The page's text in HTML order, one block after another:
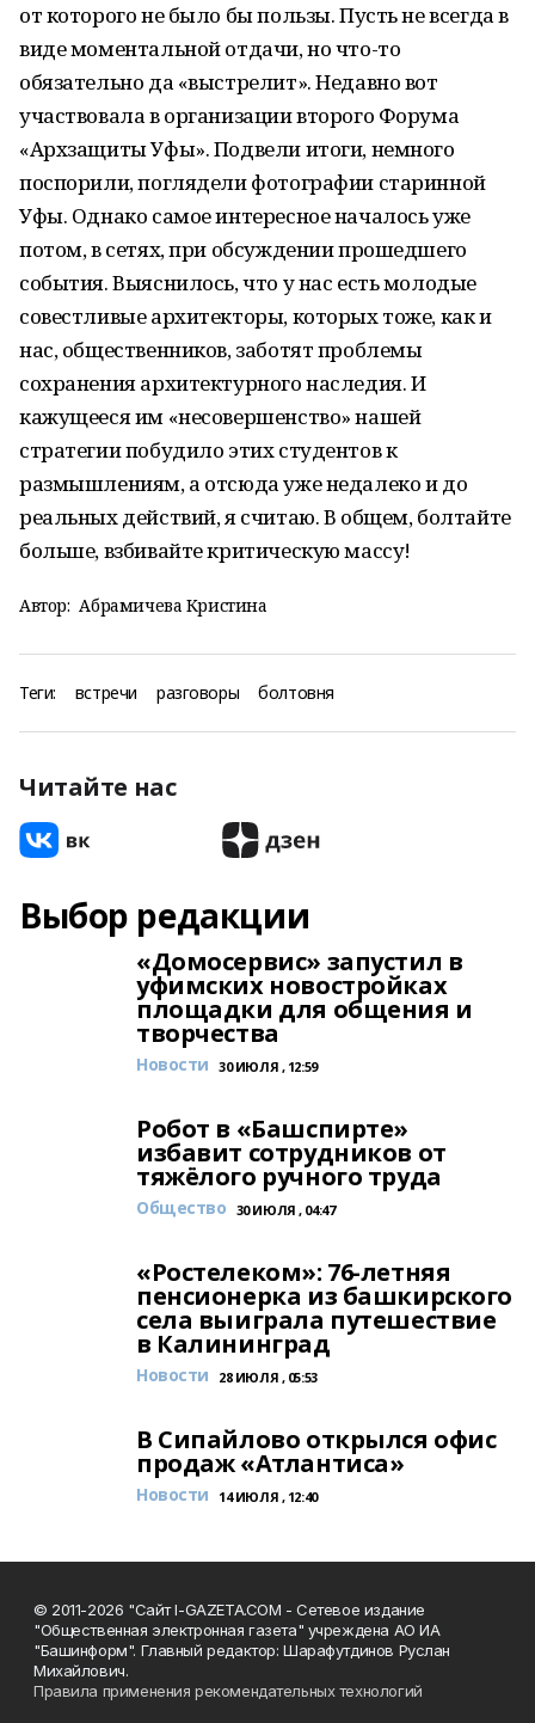
от которого не было бы пользы. Пусть не всегда в
виде моментальной отдачи, но что-то
обязательно да «выстрелит». Недавно вот
участвовала в организации второго Форума
«Архзащиты Уфы». Подвели итоги, немного
поспорили, поглядели фотографии старинной
Уфы. Однако самое интересное началось уже
потом, в сетях, при обсуждении прошедшего
события. Выяснилось, что у нас есть молодые
совестливые архитекторы, которых тоже, как и
нас, общественников, заботят проблемы
сохранения архитектурного наследия. И
кажущееся им «несовершенство» нашей
стратегии побудило этих студентов к
размышлениям, а отсюда уже недалеко и до
реальных действий, я считаю. В общем, болтайте
больше, взбивайте критическую массу!
Автор: Абрамичева Кристина
Теги: встречи разговоры болтовня
Читайте нас
Выбор редакции
«Домосервис» запустил в
уфимских новостройках
площадки для общения и
творчества
Новости 30 ИЮЛЯ , 12:59
Робот в «Башспирте»
избавит сотрудников от
тяжёлого ручного труда
Общество 30 ИЮЛЯ , 04:47
«Ростелеком»: 76-летняя
пенсионерка из башкирского
села выиграла путешествие
в Калининград
Новости 28 ИЮЛЯ , 05:53
В Сипайлово открылся офис
продаж «Атлантиса»
Новости 14 ИЮЛЯ , 12:40
© 2011-2026 "Сайт I-GAZETA.COM - Сетевое издание
"Общественная электронная газета" учреждена АО ИА
"Башинформ". Главный редактор: Шарафутдинов Руслан
Михайлович.
Правила применения рекомендательных технологий